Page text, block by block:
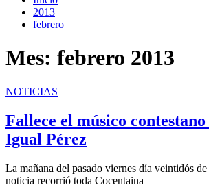
2013
febrero
Mes: febrero 2013
NOTICIAS
Fallece el músico
Igual Pérez
La mañana del pasado viernes día veintidós
noticia recorrió toda Cocentaina